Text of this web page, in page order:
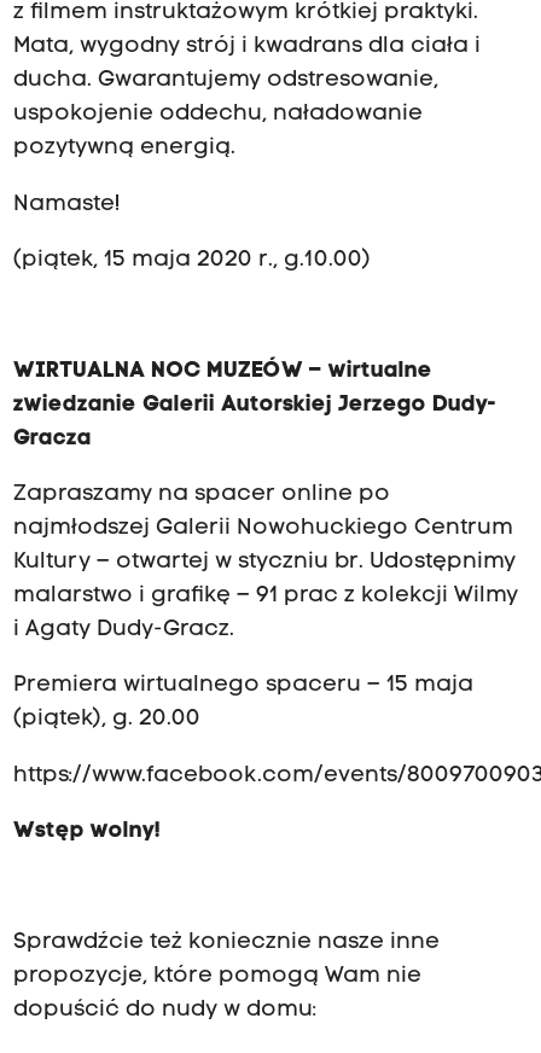
z filmem instruktażowym krótkiej praktyki.
Mata, wygodny strój i kwadrans dla ciała i
ducha. Gwarantujemy odstresowanie,
uspokojenie oddechu, naładowanie
pozytywną energią.
Namaste!
(piątek, 15 maja 2020 r., g.10.00)
WIRTUALNA NOC MUZEÓW – wirtualne
zwiedzanie Galerii Autorskiej Jerzego Dudy-
Gracza
Zapraszamy na spacer online po
najmłodszej Galerii Nowohuckiego Centrum
Kultury – otwartej w styczniu br. Udostępnimy
malarstwo i grafikę – 91 prac z kolekcji Wilmy
i Agaty Dudy-Gracz.
Premiera wirtualnego spaceru – 15 maja
(piątek), g. 20.00
https://www.facebook.com/events/
Wstęp wolny!
Sprawdźcie też koniecznie nasze inne
propozycje, które pomogą Wam nie
dopuścić do nudy w domu: